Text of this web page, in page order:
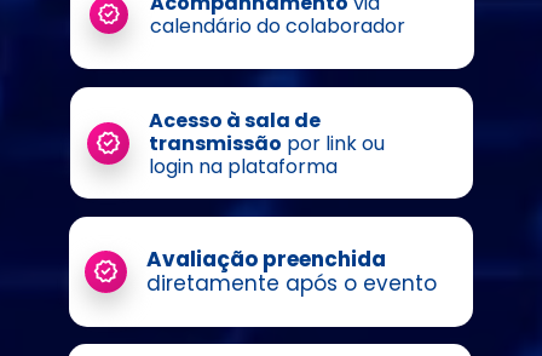
Avaliação preenchida
diretamente após o evento
calendário do colaborador
Acesso à sala de
transmissão por link ou
login na plataforma